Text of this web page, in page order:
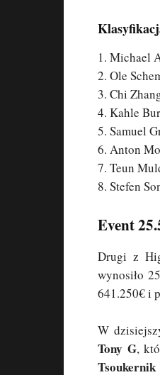
1. Michael
2. Ole
3. Chi
4. Kahle
5. Samuel
6. Anton
7. Teun
8. Stefen
Event
Drugi z
wynosiło
641.250€ i
W
Tony G,
Tsoukernik